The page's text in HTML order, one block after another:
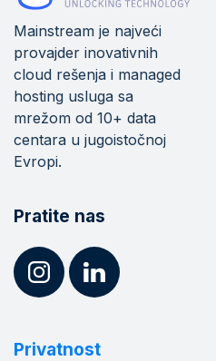
Mainstream je najveći
provajder inovativnih
cloud rešenja i managed
hosting usluga sa
mrežom od 10+ data
centara u jugoistočnoj
Evropi.
Pratite nas
Privatnost